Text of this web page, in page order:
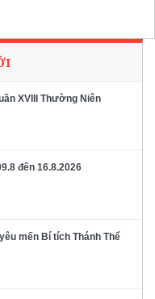
XVIII Thường Niên
đến 16.8.2026
mến Bí tích Thánh Thể